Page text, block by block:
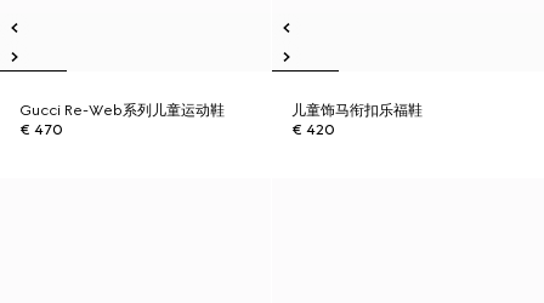
Gucci Re-Web系列儿童运动鞋
€ 470
儿童饰马衔扣乐福鞋
€ 420